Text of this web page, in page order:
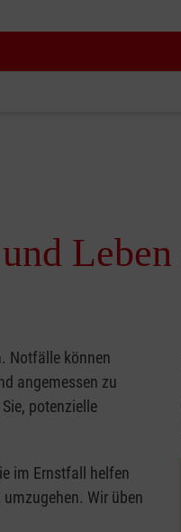
Leben
Notfälle können
angemessen zu
potenzielle
im Ernstfall helfen
Wir üben